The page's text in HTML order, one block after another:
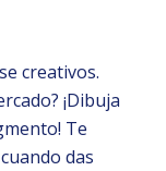
creativos.
¡Dibuja
Te
das